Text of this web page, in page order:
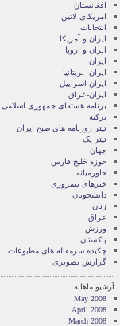
افغانستان
امریکای لاتین
انتخابات
ايران و آمريکا
ايران و اروپا
ایران
ایران- بریتانیا
ایران-اسراییل
ایران-عراق
برنامه هسته‌ای جمهوری اسلامی
ترکیه
تیتر روزنامه های صبح ایران
تیتر یک
جهان
حوزه خلیج فارس
خاورمیانه
خبرهای نیمروزی
دانشجویان
زنان
عراق
ورزش
پاکستان
چکیده سرمقاله های مطبوعات
گزارش تصويری
آرشیو ماهانه
May 2008
April 2008
March 2008